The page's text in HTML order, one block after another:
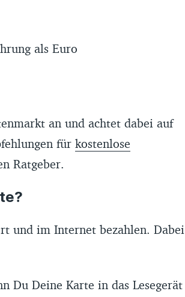
als Euro
an und achtet dabei auf
für kostenlose
Ratgeber.
und im Internet bezahlen. Dabei
Du Deine Karte in das Lesegerät